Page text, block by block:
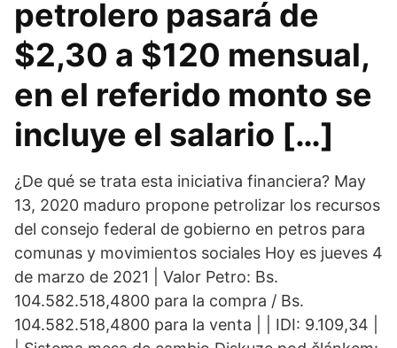
petrolero pasará de
$2,30 a $120 mensual,
en el referido monto se
incluye el salario […]
¿De qué se trata esta iniciativa financiera? May
13, 2020 maduro propone petrolizar los recursos
del consejo federal de gobierno en petros para
comunas y movimientos sociales Hoy es jueves 4
de marzo de 2021 | Valor Petro: Bs.
104.582.518,4800 para la compra / Bs.
104.582.518,4800 para la venta | | IDI: 9.109,34 |